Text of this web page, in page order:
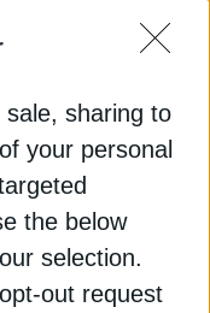
sharing to
your personal
the below
selection.
out request
της Κομισιόν
όχι επίσημη
είναι
Κομισιόν,
2026 θα
από ό,τι
αυξηθεί κατά
πιο